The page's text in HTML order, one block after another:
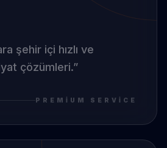
şehir içi hızlı ve
çözümleri.”
PREMIUM SERVICE